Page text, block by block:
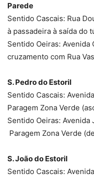
Parede
Sentido Cascais: Rua
à passadeira à saída do
Sentido Oeiras: Avenida
cruzamento com Rua
S. Pedro do Estoril
Sentido Cascais:
Paragem Zona Verde
Sentido Oeiras: Avenida
Paragem Zona Verde
S. João do Estoril
Sentido Cascais: